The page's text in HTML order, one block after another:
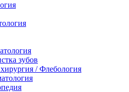
зубов
/ Флебология